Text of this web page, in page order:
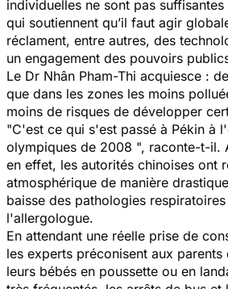
individuelles ne sont pas
qui soutiennent qu’il faut agir
réclament, entre autres, des
un engagement des pouvoirs
Le Dr Nhân Pham-Thi acquiesce :
que dans les zones les moins
moins de risques de développer
"C'est ce qui s'est passé à Pékin à
olympiques de 2008 ", raconte-t-il.
en effet, les autorités chinoises ont
atmosphérique de manière
baisse des pathologies
l'allergologue.
En attendant une réelle prise de
les experts préconisent aux
leurs bébés en poussette ou en